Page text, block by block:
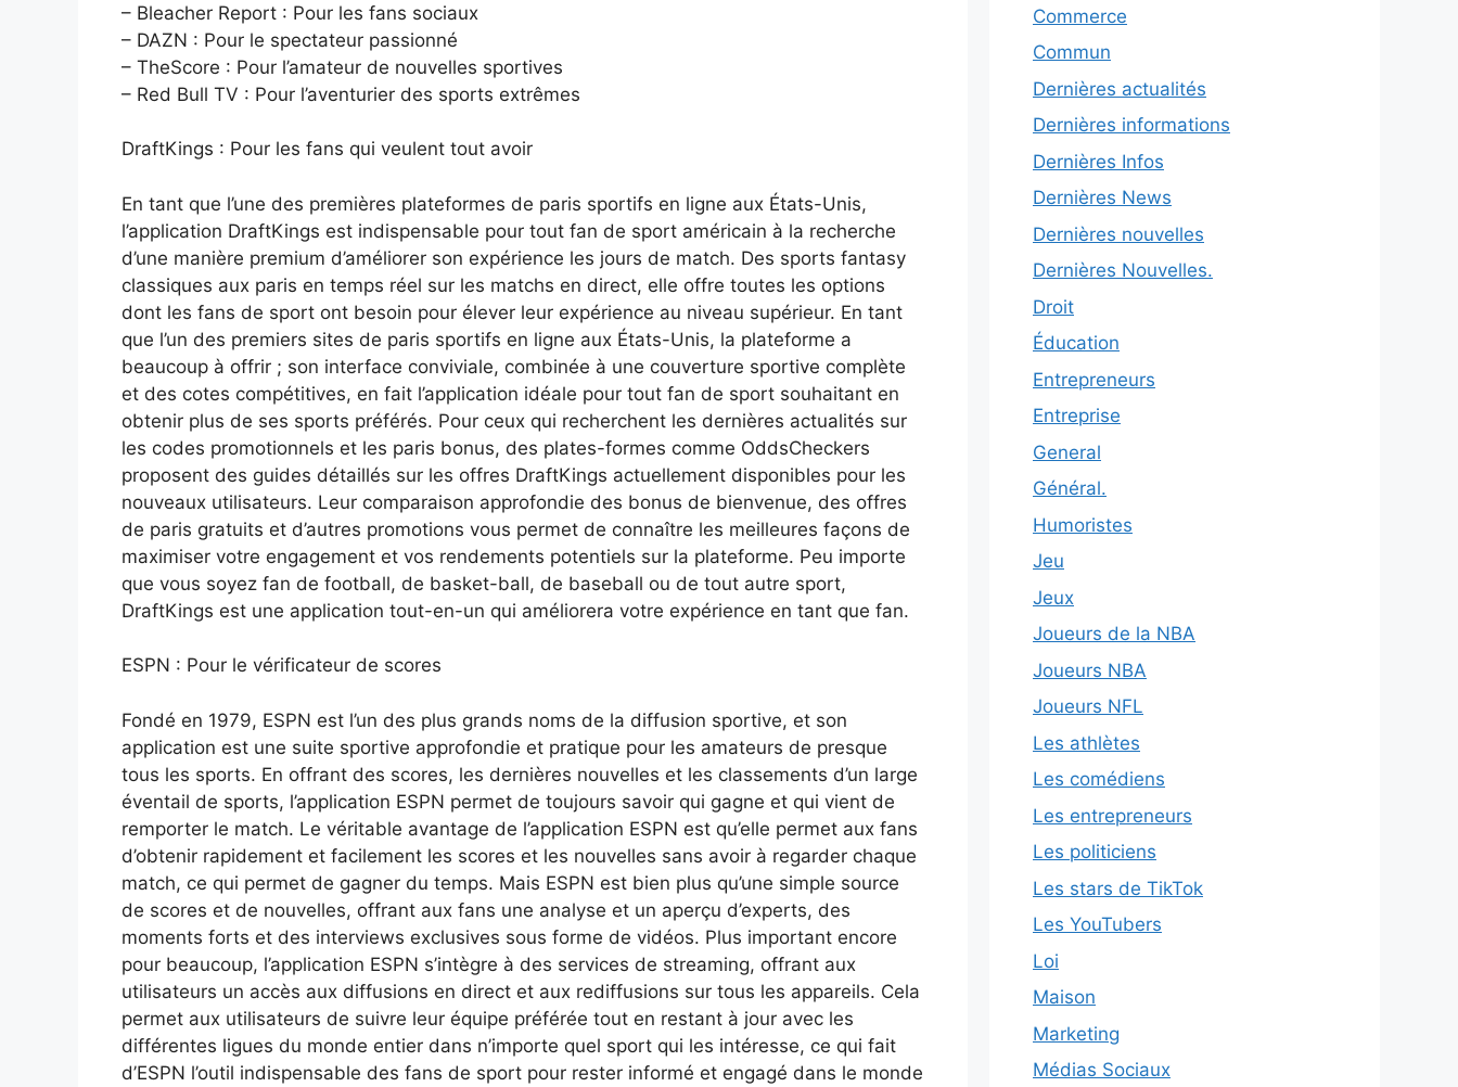
– Bleacher Report : Pour les fans sociaux
– DAZN : Pour le spectateur passionné
– TheScore : Pour l’amateur de nouvelles sportives
– Red Bull TV : Pour l’aventurier des sports extrêmes
DraftKings : Pour les fans qui veulent tout avoir
En tant que l’une des premières plateformes de paris sportifs en ligne aux États-Unis,
l’application DraftKings est indispensable pour tout fan de sport américain à la recherche
d’une manière premium d’améliorer son expérience les jours de match. Des sports fantasy
classiques aux paris en temps réel sur les matchs en direct, elle offre toutes les options
dont les fans de sport ont besoin pour élever leur expérience au niveau supérieur. En tant
que l’un des premiers sites de paris sportifs en ligne aux États-Unis, la plateforme a
beaucoup à offrir ; son interface conviviale, combinée à une couverture sportive complète
et des cotes compétitives, en fait l’application idéale pour tout fan de sport souhaitant en
obtenir plus de ses sports préférés. Pour ceux qui recherchent les dernières actualités sur
les codes promotionnels et les paris bonus, des plates-formes comme OddsCheckers
proposent des guides détaillés sur les offres DraftKings actuellement disponibles pour les
nouveaux utilisateurs. Leur comparaison approfondie des bonus de bienvenue, des offres
de paris gratuits et d’autres promotions vous permet de connaître les meilleures façons de
maximiser votre engagement et vos rendements potentiels sur la plateforme. Peu importe
que vous soyez fan de football, de basket-ball, de baseball ou de tout autre sport,
DraftKings est une application tout-en-un qui améliorera votre expérience en tant que fan.
ESPN : Pour le vérificateur de scores
Fondé en 1979, ESPN est l’un des plus grands noms de la diffusion sportive, et son
application est une suite sportive approfondie et pratique pour les amateurs de presque
tous les sports. En offrant des scores, les dernières nouvelles et les classements d’un large
éventail de sports, l’application ESPN permet de toujours savoir qui gagne et qui vient de
remporter le match. Le véritable avantage de l’application ESPN est qu’elle permet aux fans
d’obtenir rapidement et facilement les scores et les nouvelles sans avoir à regarder chaque
match, ce qui permet de gagner du temps. Mais ESPN est bien plus qu’une simple source
de scores et de nouvelles, offrant aux fans une analyse et un aperçu d’experts, des
moments forts et des interviews exclusives sous forme de vidéos. Plus important encore
pour beaucoup, l’application ESPN s’intègre à des services de streaming, offrant aux
utilisateurs un accès aux diffusions en direct et aux rediffusions sur tous les appareils. Cela
permet aux utilisateurs de suivre leur équipe préférée tout en restant à jour avec les
différentes ligues du monde entier dans n’importe quel sport qui les intéresse, ce qui fait
d’ESPN l’outil indispensable des fans de sport pour rester informé et engagé dans le monde
Commerce
Commun
Dernières actualités
Dernières informations
Dernières Infos
Dernières News
Dernières nouvelles
Dernières Nouvelles.
Droit
Éducation
Entrepreneurs
Entreprise
General
Général.
Humoristes
Jeu
Jeux
Joueurs de la NBA
Joueurs NBA
Joueurs NFL
Les athlètes
Les comédiens
Les entrepreneurs
Les politiciens
Les stars de TikTok
Les YouTubers
Loi
Maison
Marketing
Médias Sociaux